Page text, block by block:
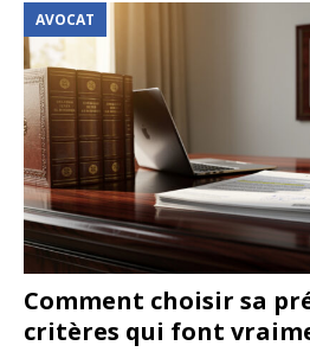
AVOCAT
Comment choisir sa
critères qui font